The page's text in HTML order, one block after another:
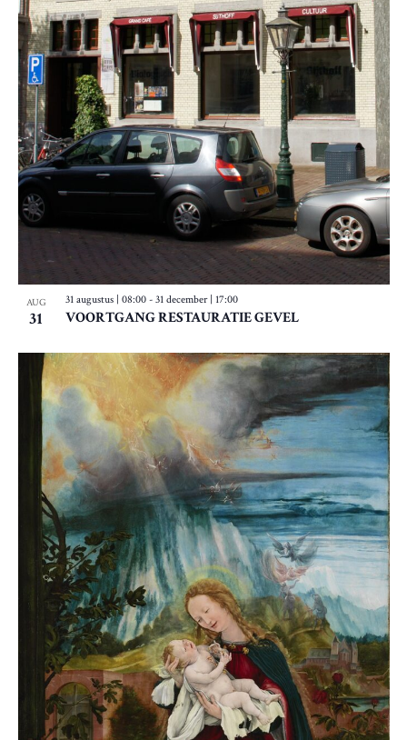
AUG
31 VOORTGANG RESTAURATIE GEVEL
31 augustus | 08:00- 31 december | 17:00